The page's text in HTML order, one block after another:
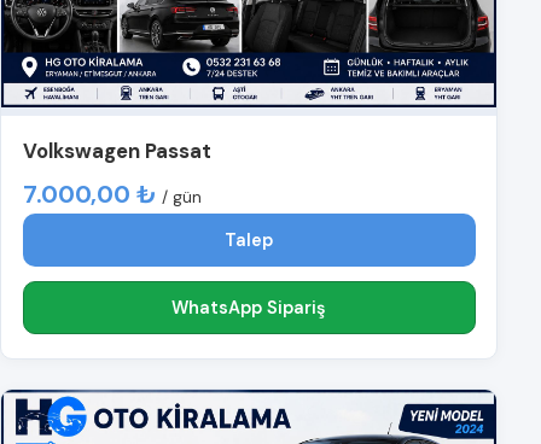
Volkswagen Passat
7.000,00 ₺ / gün
Talep
WhatsApp Sipariş